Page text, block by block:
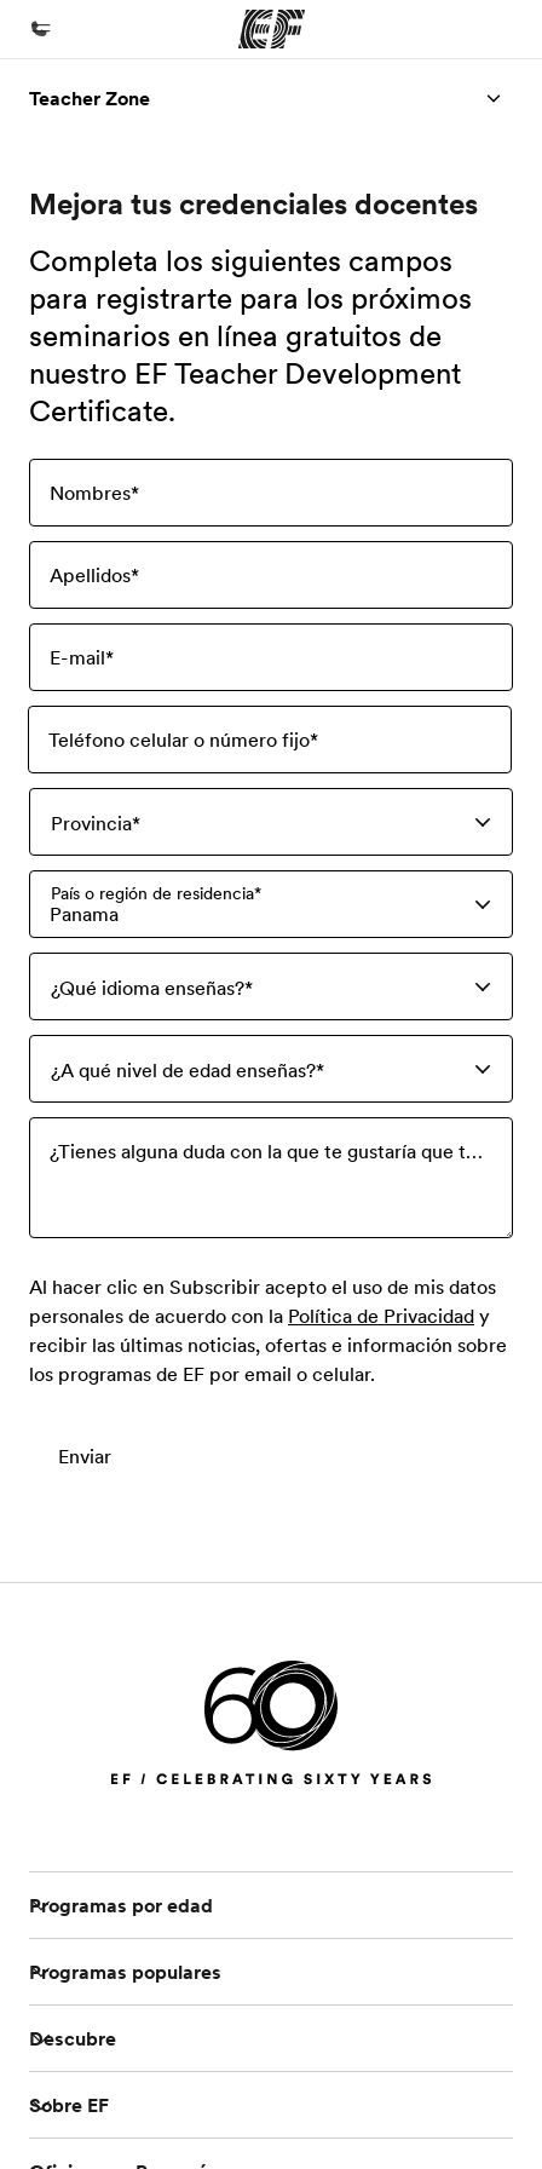
Inicio
Programas
Oficinas
Encuentra una oficina
Sobre nosotros
Quiénes somos
Trabajos
Únete al equipo
Teacher Zone
Mejora tus credenciales docentes
Completa los siguientes campos
para registrarte para los próximos
seminarios en línea gratuitos de
nuestro EF Teacher Development
Certificate.
Nombres*
Apellidos*
E-mail*
Teléfono celular o número fijo*
Provincia*
País o región de residencia*
Panama
¿Qué idioma enseñas?*
¿A qué nivel de edad enseñas?*
¿Tienes alguna duda con la que te gustaría que te ayudaramos? Por favor, escríbela aquí.
Al hacer clic en Subscribir acepto el uso de mis datos
personales de acuerdo con la Política de Privacidady
recibir las últimas noticias, ofertas e información sobre
los programas de EF por email o celular.
Enviar
Programas por edad
Programas populares
Descubre
Sobre EF